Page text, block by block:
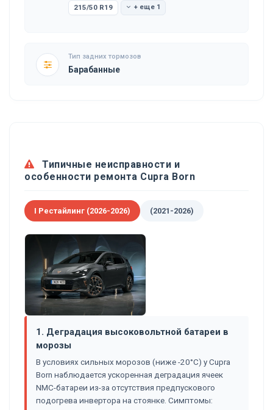
215/50 R19 + еще 1
Тип задних тормозов
Барабанные
Типичные неисправности и
особенности ремонта Cupra Born
I Рестайлинг (2026-2026) (2021-2026)
1. Деградация высоковольтной батареи в
морозы
В условиях сильных морозов (ниже -20°C) у Cupra
Born наблюдается ускоренная деградация ячеек
NMC-батареи из-за отсутствия предпускового
подогрева инвертора на стоянке. Симптомы: